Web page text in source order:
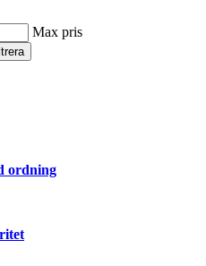
Max pris
ordning